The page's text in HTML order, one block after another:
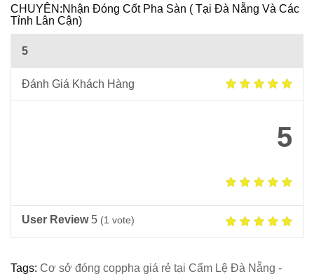
CHUYÊN:Nhận Đóng Cốt Pha Sàn ( Tại Đà Nẵng Và Các
Tỉnh Lân Cận)
5
Đánh Giá Khách Hàng
5
User Review 5 (1 vote)
Tags: Cơ sở đóng coppha giá rẻ tại Cẩm Lệ Đà Nẵng -